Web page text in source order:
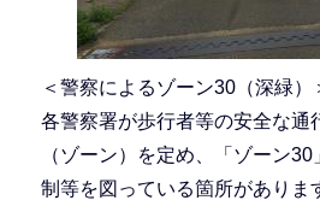
＜警察によるゾーン30（深緑）
各警察署が歩行者等の安全な通
（ゾーン）を定め、「ゾーン
制等を図っている箇所がありま